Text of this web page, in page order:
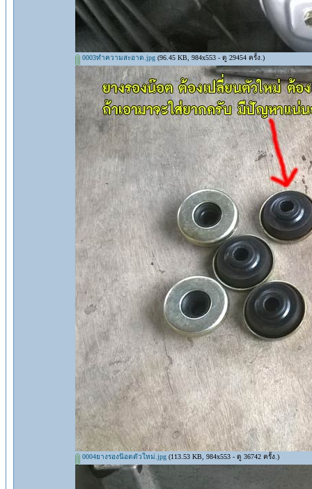
0003ทำความสะอาด.jpg (96.45 KB, 984x553 - ดู 29454 ครั้ง.)
0004ยางรองน๊อตตัวใหม่.jpg (113.53 KB, 984x553 - ดู 36742 ครั้ง.)